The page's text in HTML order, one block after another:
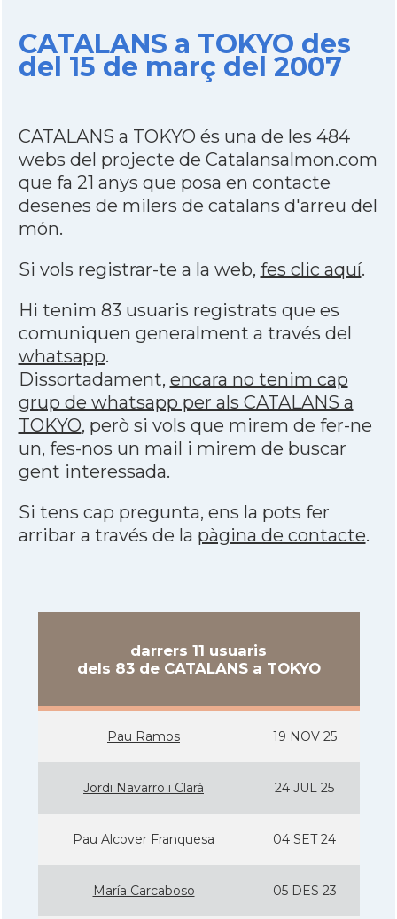
CATALANS a TOKYO des
del 15 de març del 2007
CATALANS a TOKYO és una de les 484
webs del projecte de Catalansalmon.com
que fa 21 anys que posa en contacte
desenes de milers de catalans d'arreu del
món.
Si vols registrar-te a la web, fes clic aquí.
Hi tenim 83 usuaris registrats que es
comuniquen generalment a través del
whatsapp.
Dissortadament, encara no tenim cap
grup de whatsapp per als CATALANS a
TOKYO, però si vols que mirem de fer-ne
un, fes-nos un mail i mirem de buscar
gent interessada.
Si tens cap pregunta, ens la pots fer
arribar a través de la pàgina de contacte.
darrers 11 usuaris
dels 83 de CATALANS a TOKYO
Pau Ramos 19 NOV 25
Jordi Navarro i Clarà 24 JUL 25
Pau Alcover Franquesa 04 SET 24
Marí­a Carcaboso 05 DES 23